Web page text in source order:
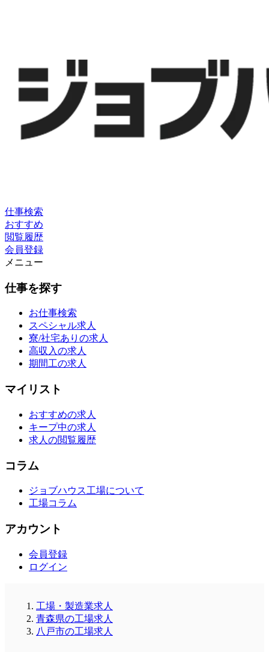
仕事検索
おすすめ
閲覧履歴
会員登録
メニュー
仕事を探す
お仕事検索
スペシャル求人
寮/社宅ありの求人
高収入の求人
期間工の求人
マイリスト
おすすめの求人
キープ中の求人
求人の閲覧履歴
コラム
ジョブハウス工場について
工場コラム
アカウント
会員登録
ログイン
工場・製造業求人
青森県の工場求人
八戸市の工場求人